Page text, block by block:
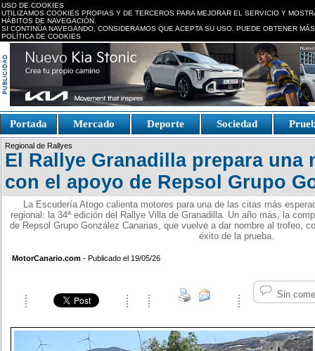
USO DE COOKIES
UTILIZAMOS COOKIES PROPIAS Y DE TERCEROS PARA MEJORAR EL SERVICIO Y
HÁBITOS DE NAVEGACIÓN.
SI CONTINÚA NAVEGANDO, CONSIDERAMOS QUE ACEPTA SU USO. PUEDE OBTENER
POLÍTICA DE COOKIES
Portada Mercado Deporte Sociedad
Fake Watches
replica-
watch.is
Regional de Rallyes
El Rallye Granadilla prepara una
con el apoyo de Repsol Grupo
La Escudería Atogo calienta motores para una de las citas más
regional: la 34ª edición del Rallye Villa de Granadilla. Un año más, la
de Repsol Grupo González Canarias, que vuelve a dar nombre al trofeo,
éxito de la prueba.
MotorCanario.com - Publicado el 19/05/26
Sin